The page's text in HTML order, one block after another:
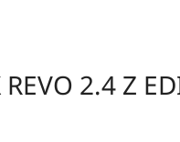
2.4 Z